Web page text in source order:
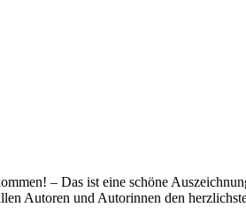
– Das ist eine schöne
Autoren und Autorinnen den